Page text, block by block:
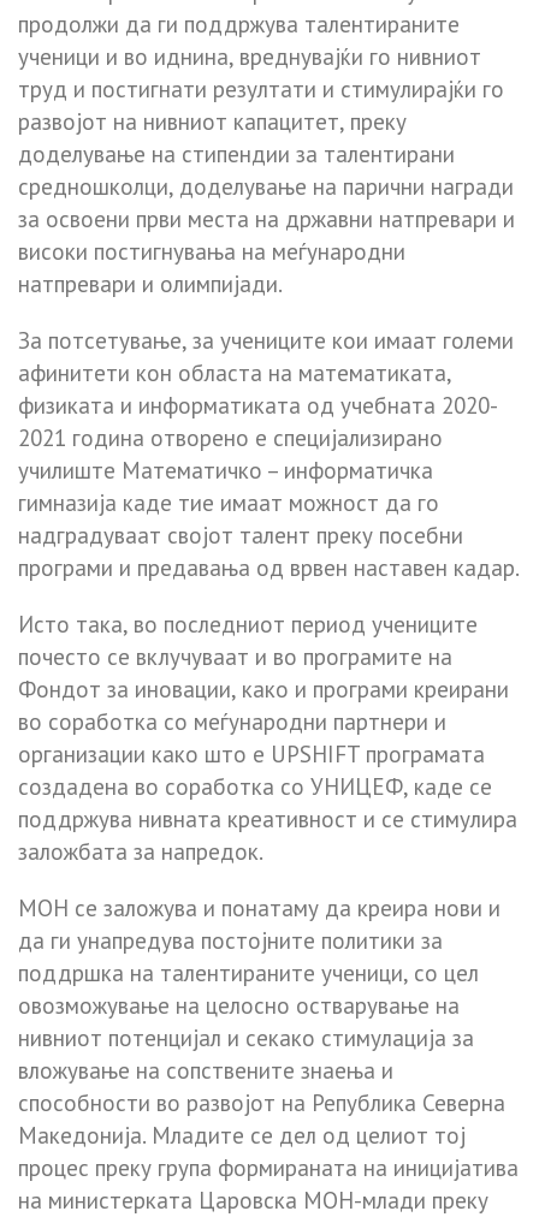
продолжи да ги поддржува талентираните
ученици и во иднина, вреднувајќи го нивниот
труд и постигнати резултати и стимулирајќи го
развојот на нивниот капацитет, преку
доделување на стипендии за талентирани
средношколци, доделување на парични награди
за освоени први места на државни натпревари и
високи постигнувања на меѓународни
натпревари и олимпијади.
За потсетување, за учениците кои имаат големи
афинитети кон областа на математиката,
физиката и информатиката од учебната 2020-
2021 година отворено е специјализирано
училиште Математичко – информатичка
гимназија каде тие имаат можност да го
надградуваат својот талент преку посебни
програми и предавања од врвен наставен кадар.
Исто така, во последниот период учениците
почесто се вклучуваат и во програмите на
Фондот за иновации, како и програми креирани
во соработка со меѓународни партнери и
организации како што е UPSHIFT програмата
создадена во соработка со УНИЦЕФ, каде се
поддржува нивната креативност и се стимулира
заложбата за напредок.
МОН се заложува и понатаму да креира нови и
да ги унапредува постојните политики за
поддршка на талентираните ученици, со цел
овозможување на целосно остварување на
нивниот потенцијал и секако стимулација за
вложување на сопствените знаења и
способности во развојот на Република Северна
Македонија. Младите се дел од целиот тој
процес преку група формираната на иницијатива
на министерката Царовска МОН-млади преку